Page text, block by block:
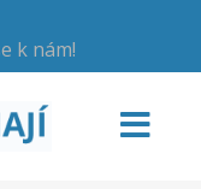
k nám!